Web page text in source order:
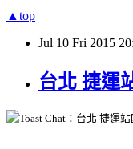
▲top
Jul 10 Fri 2015
台北 捷運